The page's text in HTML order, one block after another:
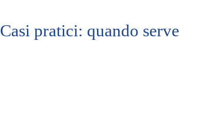
Casi pratici: quando serve